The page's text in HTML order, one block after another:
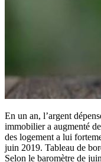
En un an, l’argent
immobilier a augmenté
des logement a lui
juin 2019. Tableau de
Selon le baromètre de